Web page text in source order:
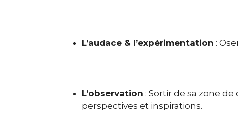
L’audace & l’expérimentation :
L’observation : Sortir de sa zone
perspectives et inspirations.